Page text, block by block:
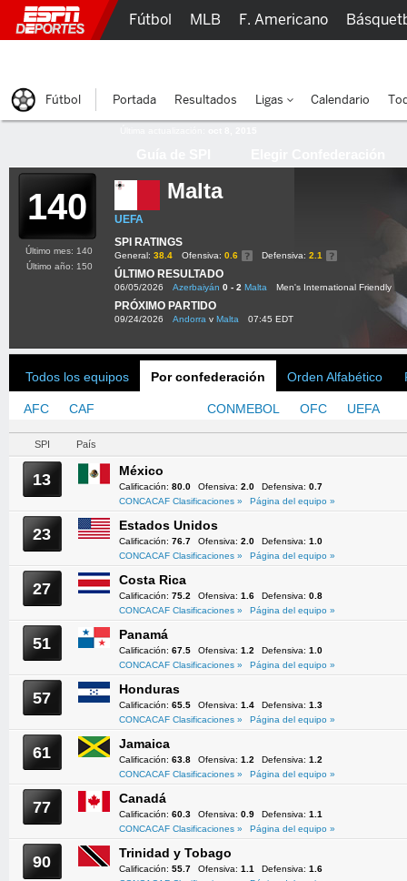
140 Malta
UEFA
SPI RATINGS
General: 38.4 Ofensiva: 0.6 Defensiva: 2.1
ÚLTIMO RESULTADO
06/05/2026 Azerbaiyán 0 - 2 Malta Men's International Friendly
PRÓXIMO PARTIDO
09/24/2026 Andorra v Malta 07:45 EDT
Último mes: 140
Último año: 150
Todos los equipos Por confederación Orden Alfabético
AFC CAF CONMEBOL OFC UEFA
SPI País
13 México
Calificación: 80.0 Ofensiva: 2.0 Defensiva: 0.7
CONCACAF Clasificaciones »
Página del equipo »
23 Estados Unidos
Calificación: 76.7 Ofensiva: 2.0 Defensiva: 1.0
CONCACAF Clasificaciones »
Página del equipo »
27 Costa Rica
Calificación: 75.2 Ofensiva: 1.6 Defensiva: 0.8
CONCACAF Clasificaciones »
Página del equipo »
51 Panamá
Calificación: 67.5 Ofensiva: 1.2 Defensiva: 1.0
CONCACAF Clasificaciones »
Página del equipo »
57 Honduras
Calificación: 65.5 Ofensiva: 1.4 Defensiva: 1.3
CONCACAF Clasificaciones »
Página del equipo »
61 Jamaica
Calificación: 63.8 Ofensiva: 1.2 Defensiva: 1.2
CONCACAF Clasificaciones »
Página del equipo »
77 Canadá
Calificación: 60.3 Ofensiva: 0.9 Defensiva: 1.1
CONCACAF Clasificaciones »
Página del equipo »
90 Trinidad y Tobago
Calificación: 55.7 Ofensiva: 1.1 Defensiva: 1.6
Fútbol MLB F. Americano
Fútbol Portada Resultados Ligas Calendario